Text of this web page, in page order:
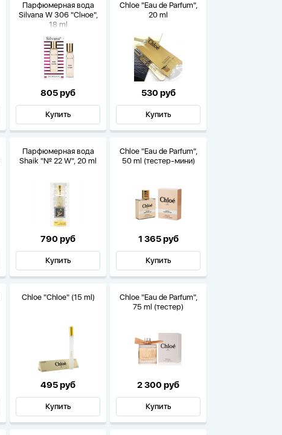
Парфюмерная вода
Silvana W 306 "Clнoe",
18 ml
805 руб
Купить
Chloe "Eau de Parfum",
20 ml
530 руб
Купить
Парфюмерная вода
Shaik "№ 22 W", 20 ml
790 руб
Купить
Chloe "Eau de Parfum",
50 ml (тестер-мини)
1 365 руб
Купить
Chloe "Chloe" (15 ml)
495 руб
Купить
Chloe "Eau de Parfum",
75 ml (тестер)
2 300 руб
Купить